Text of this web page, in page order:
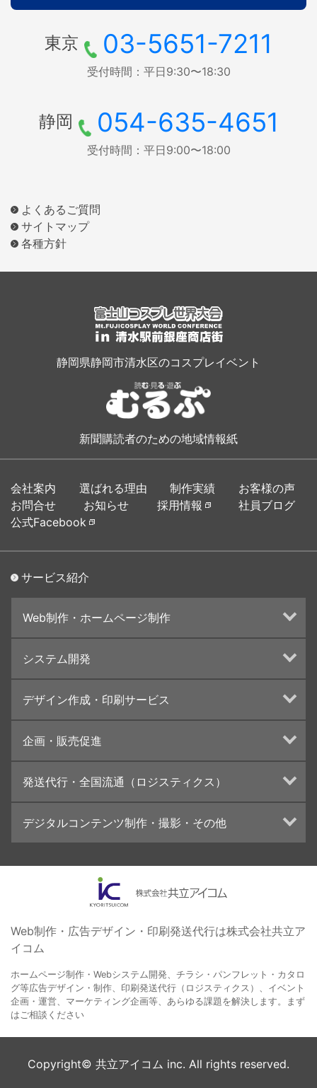
東京 03-5651-7211
受付時間：平日9:30〜18:30
静岡 054-635-4651
受付時間：平日9:00〜18:00
よくあるご質問
サイトマップ
各種方針
静岡県静岡市清水区のコスプレイベント
新聞購読者のための地域情報紙
会社案内 選ばれる理由 制作実績
お客様の声
お問合せ
お知らせ 採用情報
社員ブログ
公式Facebook
サービス紹介
Web制作・ホームページ制作
ランディングページ制作
Web分析・改善・コンサルティング
インターネット広告代行
UI・UXデザイン設計
システム開発
デザイン作成・印刷サービス
カタログデザインの制作・印刷
冊子/パンフレットのデザイン制作・印刷
学校・会社案内パンフレット制作・印刷
高精細印刷（スブリマ印刷）
社内報
名刺
一般印刷 （オンデマンド・オフセット）
ユニバーサル・コミュニケーション・デザイン
企画・販売促進
ブランディング戦略
イベント運営
コンテンツ制作
周年事業
採用プロモーション
発送代行・全国流通（ロジスティクス）
デジタルコンテンツ制作・撮影・その他
イラスト・キャラクター制作
ロゴデザイン・CI設計
コピー・ライティング
電子ブック制作
自社メディア
Web制作・広告デザイン・印刷発送代行は株式会社共立ア
イコム
ホームページ制作・Webシステム開発、チラシ・パンフレット・カタロ
グ等広告デザイン・制作、印刷発送代行（ロジスティクス）、イベント
企画・運営、マーケティング企画等、あらゆる課題を解決します。まず
はご相談ください
Copyright© 共立アイコム inc. All rights reserved.